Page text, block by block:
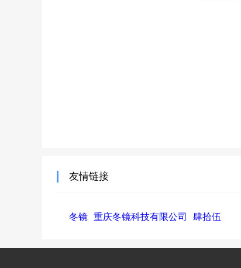
友情链接
冬镜 重庆冬镜科技有限公司 肆拾伍